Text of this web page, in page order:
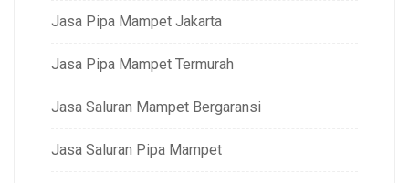
Jasa Pipa Mampet Jakarta
Jasa Pipa Mampet Termurah
Jasa Saluran Mampet Bergaransi
Jasa Saluran Pipa Mampet